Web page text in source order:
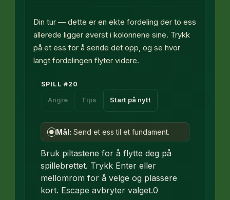
Din tur — dette er en ekte fordeling der to ess
allerede ligger øverst i kolonnene sine. Trykk
på et ess for å sende det opp, og se hvor
langt fordelingen flyter videre.
SPILL #20
Angre Tips Start på nytt
● Mål: Send et ess til et fundament.
Bruk piltastene for å flytte deg på
spillebrettet. Trykk Enter eller
mellomrom for å velge og plassere
kort. Escape avbryter valget.0